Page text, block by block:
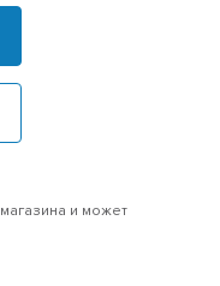
и может